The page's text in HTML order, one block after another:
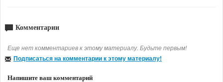
Комментарии
Еще нет комментариев к этому материалу. Будьте первым!
Подписаться на комментарии к этому материалу!
Напишите ваш комментарий